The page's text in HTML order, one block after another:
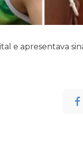
e apresentava